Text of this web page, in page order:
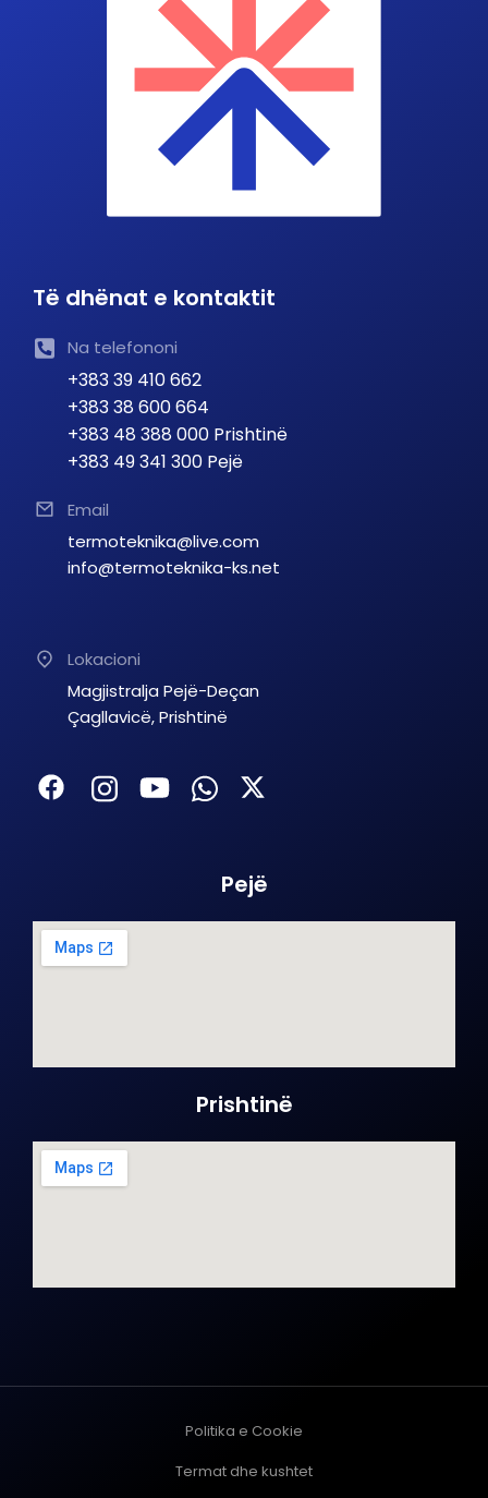
Të dhënat e kontaktit
Na telefononi
+383 39 410 662
+383 38 600 664
+383 48 388 000 Prishtinë
+383 49 341 300 Pejë
Email
termoteknika@live.com
info@termoteknika-ks.net
Lokacioni
Magjistralja Pejë-Deçan
Çagllavicë, Prishtinë
Pejë
Prishtinë
Politika e Cookie
Termat dhe kushtet